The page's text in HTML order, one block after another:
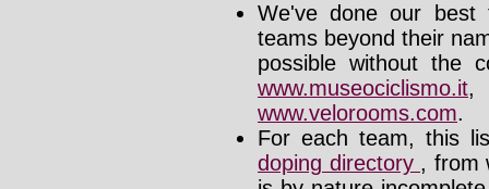
We've done our
teams beyond their
possible without the
www.museociclismo.it
www.velorooms.com.
For each team, this
doping directory , from